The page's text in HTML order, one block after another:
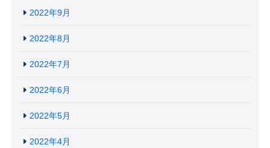
2022年9月
2022年8月
2022年7月
2022年6月
2022年5月
2022年4月